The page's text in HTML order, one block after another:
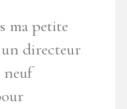
ma petite
directeur
neuf